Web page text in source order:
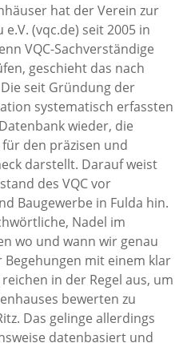
hat der Verein zur
(vqc.de) seit 2005 in
VQC-Sachverständige
geschieht das nach
seit Gründung der
systematisch erfassten
wieder, die
den präzisen und
darstellt. Darauf weist
des VQC vor
Baugewerbe in Fulda hin.
Nadel im
wo und wann wir genau
Begehungen mit einem klar
in der Regel aus, um
bewerten zu
Das gelinge allerdings
datenbasiert und